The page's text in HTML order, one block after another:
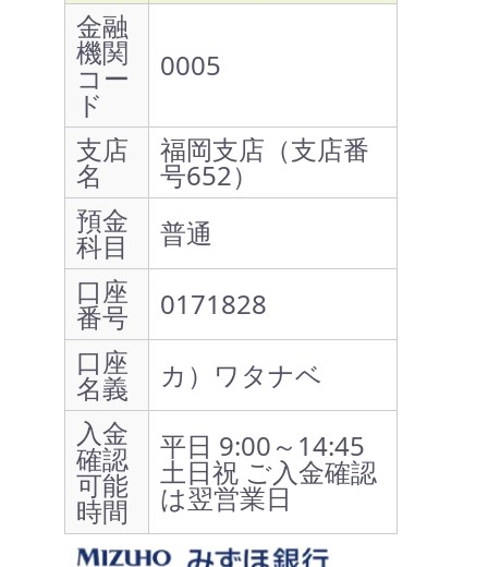
金融
機関
コー
ド
0005
支店
名
福岡支店（支店番
号652）
預金
科目
普通
口座
番号
0171828
口座
名義
カ）ワタナベ
入金
確認
可能
時間
平日 9:00～14:45
土日祝 ご入金確認
は翌営業日